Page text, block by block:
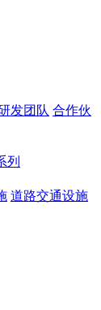
发团队 合作伙
列
道路交通设施